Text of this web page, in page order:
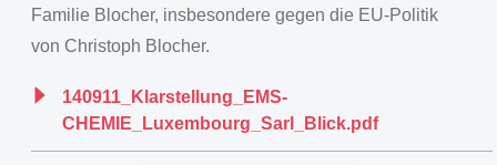
Familie Blocher, insbesondere gegen die EU-Politik
von Christoph Blocher.
140911_Klarstellung_EMS-
CHEMIE_Luxembourg_Sarl_Blick.pdf